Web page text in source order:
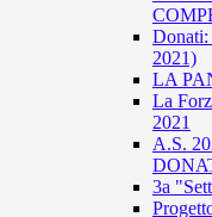
Donati:
2021)
LA
La
2021
A.S.
3a